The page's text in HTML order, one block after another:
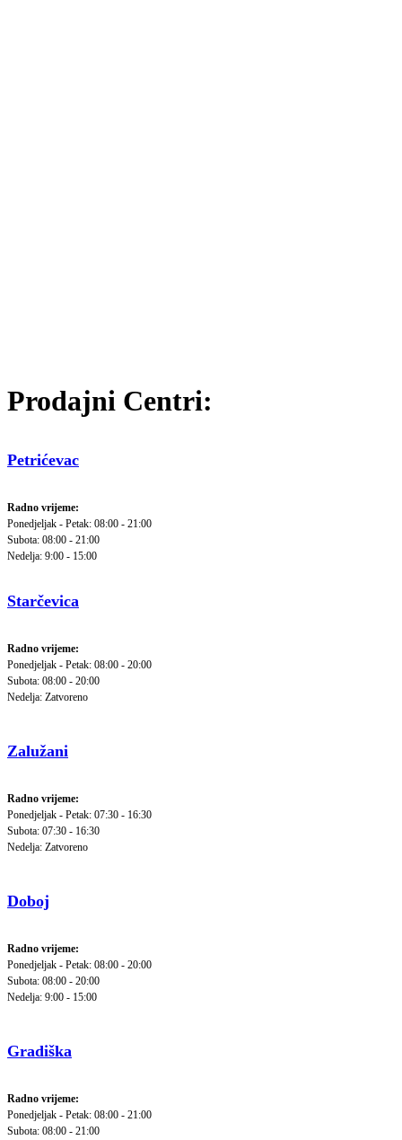
Prodajni Centri:
Petrićevac
Radno vrijeme:
Ponedjeljak - Petak: 08:00 - 21:00
Subota: 08:00 - 21:00
Nedelja: 9:00 - 15:00
Starčevica
Radno vrijeme:
Ponedjeljak - Petak: 08:00 - 20:00
Subota: 08:00 - 20:00
Nedelja: Zatvoreno
Zalužani
Radno vrijeme:
Ponedjeljak - Petak: 07:30 - 16:30
Subota: 07:30 - 16:30
Nedelja: Zatvoreno
Doboj
Radno vrijeme:
Ponedjeljak - Petak: 08:00 - 20:00
Subota: 08:00 - 20:00
Nedelja: 9:00 - 15:00
Gradiška
Radno vrijeme:
Ponedjeljak - Petak: 08:00 - 21:00
Subota: 08:00 - 21:00